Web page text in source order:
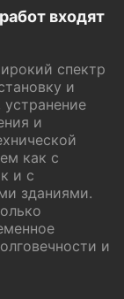
входят
спектр
и
и
как с
и с
зданиями.
и